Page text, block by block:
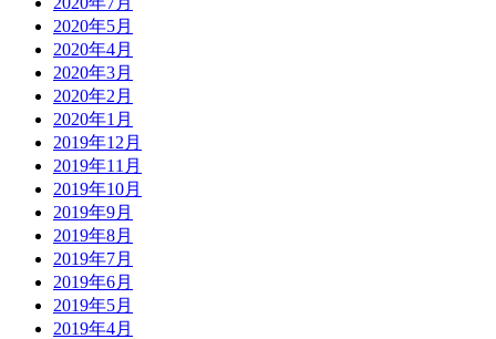
2020年5月
2020年4月
2020年3月
2020年2月
2020年1月
2019年12月
2019年11月
2019年10月
2019年9月
2019年8月
2019年7月
2019年6月
2019年5月
2019年4月